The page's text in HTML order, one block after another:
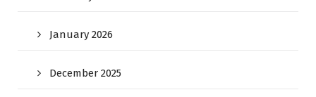
January 2026
December 2025